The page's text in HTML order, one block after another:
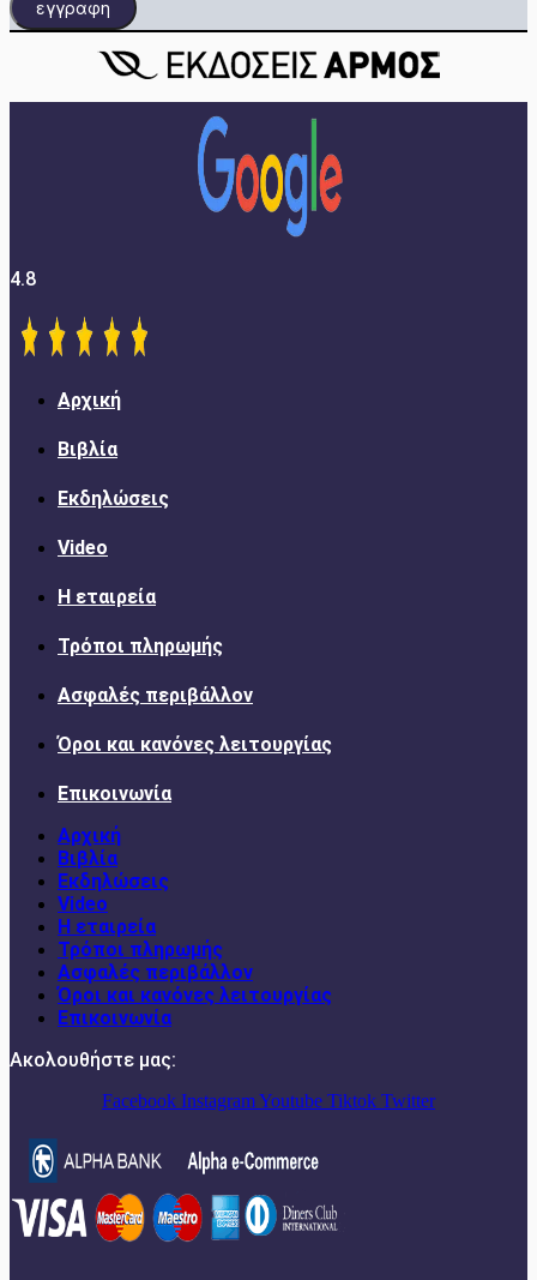
εγγραφη
4.8
Αρχική
Βιβλία
Εκδηλώσεις
Video
Η εταιρεία
Τρόποι πληρωμής
Ασφαλές περιβάλλον
Όροι και κανόνες λειτουργίας
Επικοινωνία
Αρχική
Βιβλία
Εκδηλώσεις
Video
Η εταιρεία
Τρόποι πληρωμής
Ασφαλές περιβάλλον
Όροι και κανόνες λειτουργίας
Επικοινωνία
Ακολουθήστε μας:
Facebook InstagramYoutube Tiktok Twitter